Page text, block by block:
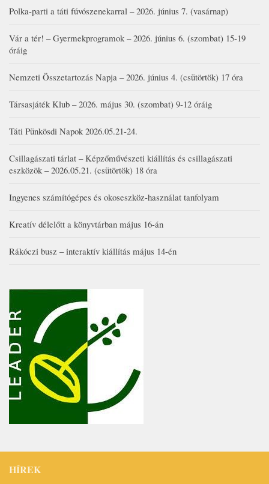
Polka-parti a táti fúvószenekarral – 2026. június 7. (vasárnap)
Vár a tér! – Gyermekprogramok – 2026. június 6. (szombat) 15-19
óráig
Nemzeti Összetartozás Napja – 2026. június 4. (csütörtök) 17 óra
Társasjáték Klub – 2026. május 30. (szombat) 9-12 óráig
Táti Pünkösdi Napok 2026.05.21-24.
Csillagászati tárlat – Képzőművészeti kiállítás és csillagászati
eszközök – 2026.05.21. (csütörtök) 18 óra
Ingyenes számítógépes és okoseszköz-használat tanfolyam
Kreatív délelőtt a könyvtárban május 16-án
Rákóczi busz – interaktív kiállítás május 14-én
HÍREK